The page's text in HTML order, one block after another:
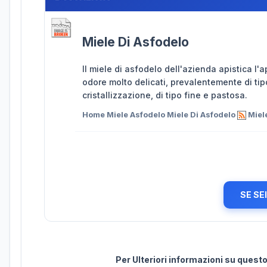
Miele Di Asfodelo
Il miele di asfodelo dell'azienda apistica
odore molto delicati, prevalentemente di
cristallizzazione, di tipo fine e pastosa.
Home Miele Asfodelo Miele Di Asfodelo
SE
Per Ulteriori informazioni su